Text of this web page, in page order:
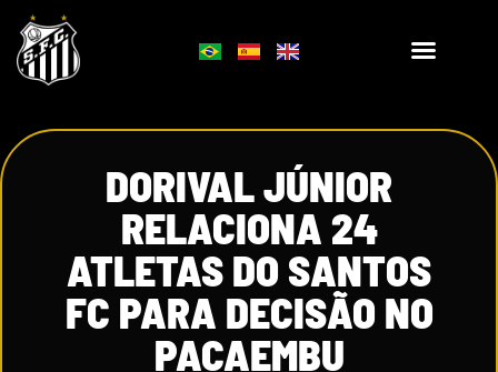
DORIVAL JÚNIOR
RELACIONA 24
ATLETAS DO SANTOS
FC PARA DECISÃO NO
PACAEMBU